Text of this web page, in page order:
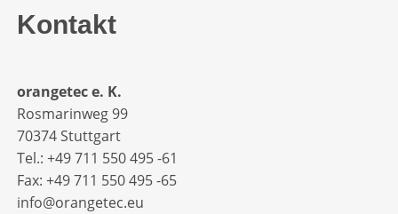
Kontakt
orangetec e. K.
Rosmarinweg 99
70374 Stuttgart
Tel.: +49 711 550 495 -61‬
Fax: +49 711 550 495 -65‬
info@orangetec.eu